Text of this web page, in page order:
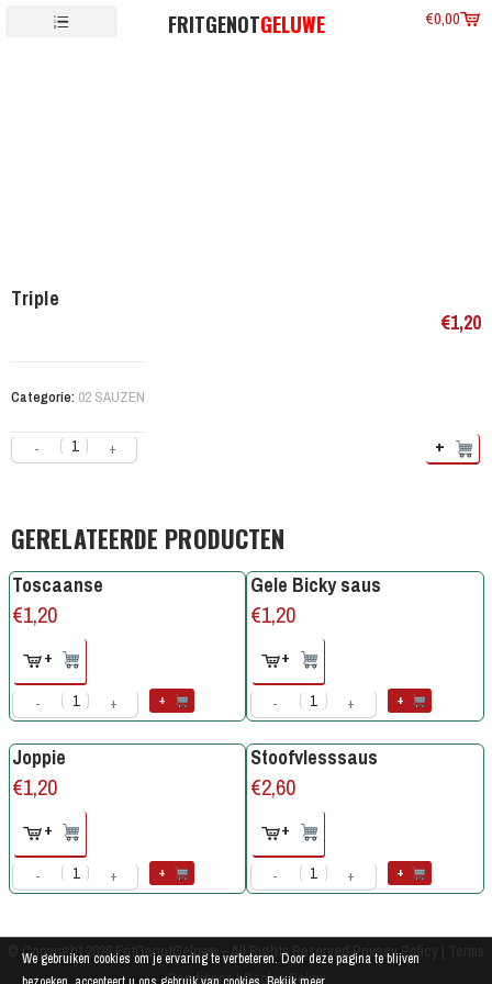
FRITGENOTGELUWE €0,00
Triple
€1,20
Categorie: 02 SAUZEN
- + +
GERELATEERDE PRODUCTEN
Toscaanse
€1,20
+
- + +
Gele Bicky saus
€1,20
+
- + +
Joppie
€1,20
+
- + +
Stoofvlesssaus
€2,60
+
- + +
© Copyright 2026FritGenotGeluwe– All Rights Reserved Privacy Policy
Conditions|Cookie Policy
We gebruiken cookies om je ervaring te verbeteren. Door deze pagina te blijven